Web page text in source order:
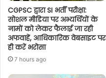
CGPSC द्वारा SI भर्ती परीक्षा:
सोशल मीडिया पर अभ्यर्थियों के
नामों को लेकर फैलाई जा रही
अफवाहें, आधिकारिक वेबसाइट पर
ही करें भरोसा
7 hours ago